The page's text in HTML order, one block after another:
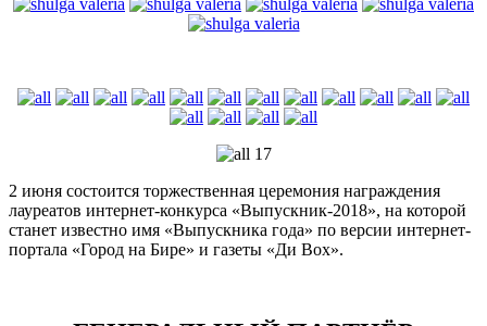
2 июня состоится торжественная церемония награждения
лауреатов интернет-конкурса «Выпускник-2018», на которой
станет известно имя «Выпускника года» по версии интернет-
портала «Город на Бире» и газеты «Ди Вох».